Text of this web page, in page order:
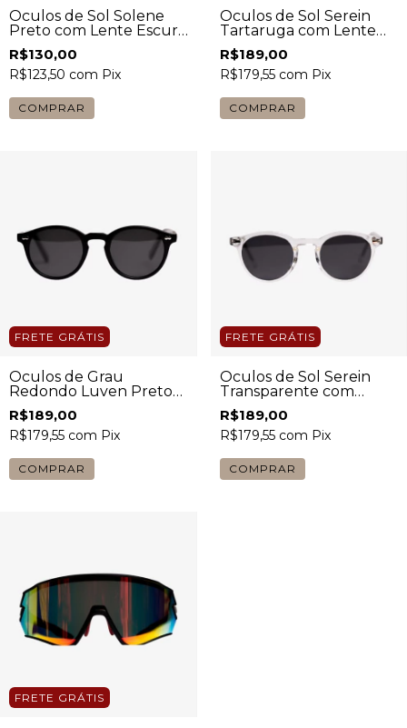
Óculos de Sol Solene
Preto com Lente Escura
Unissex
R$130,00
R$123,50 com Pix
COMPRAR
Óculos de Sol Serein
Tartaruga com Lente
Escura Unissex
R$189,00
R$179,55 com Pix
COMPRAR
FRETE GRÁTIS
Óculos de Grau
Redondo Luven Preto
Unissex
R$189,00
R$179,55 com Pix
COMPRAR
FRETE GRÁTIS
Óculos de Sol Serein
Transparente com
Lente Escura Unissex
R$189,00
R$179,55 com Pix
COMPRAR
FRETE GRÁTIS